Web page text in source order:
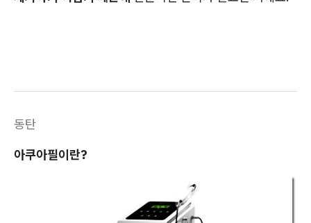
동탄
아쿠아필이란?